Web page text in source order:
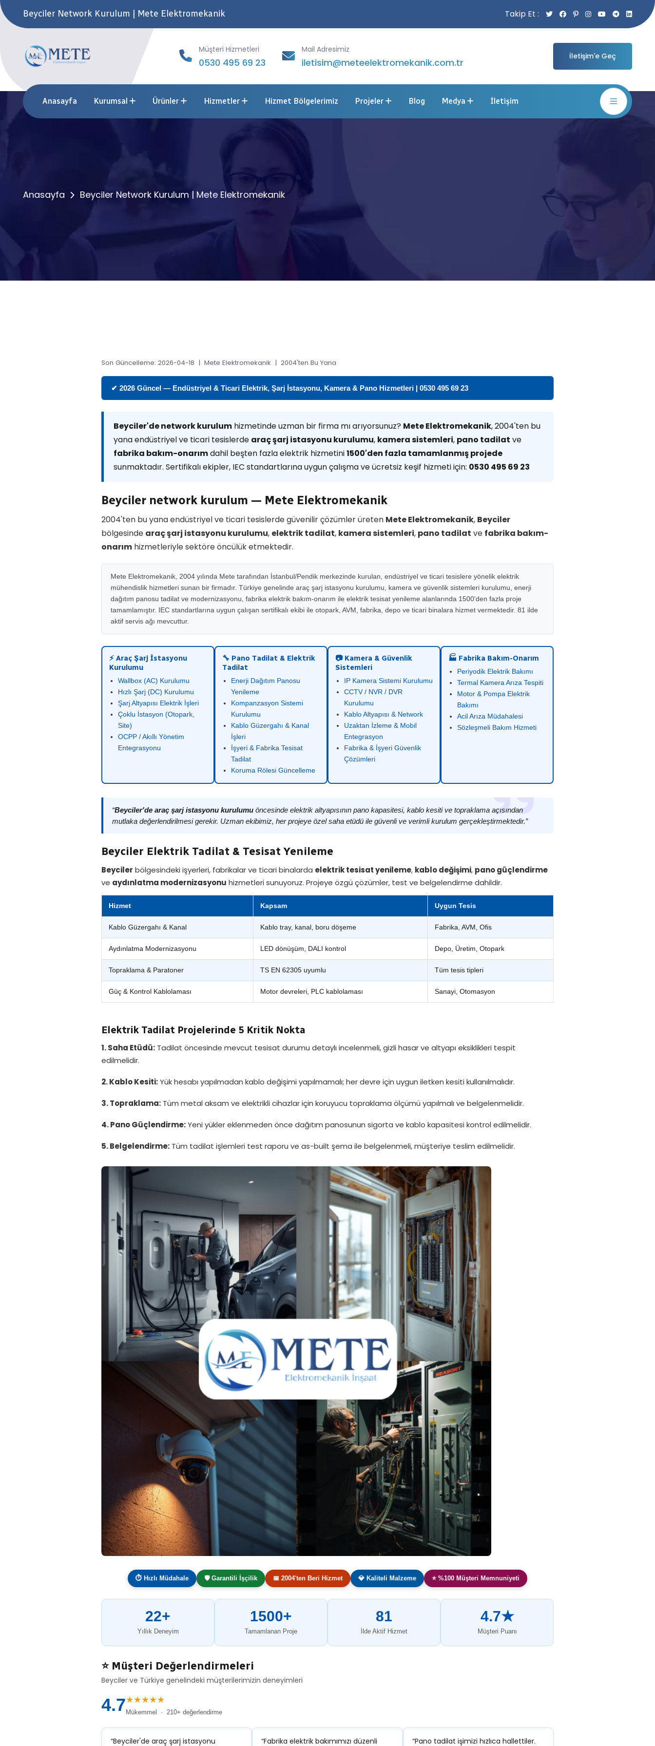
Beyciler Network Kurulum | Mete Elektromekanik Takip Et :
Müşteri Hizmetleri
0530 495 69 23
Mail Adresimiz
iletisim@meteelektromekanik.com.tr
İletişim'e Geç
Anasayfa Kurumsal Ürünler Hizmetler Hizmet Bölgelerimiz Projeler Blog Medya İletişim
Anasayfa Beyciler Network Kurulum | Mete Elektromekanik
Son Güncelleme: 2026-04-18 | Mete Elektromekanik | 2004'ten Bu Yana
✔ 2026 Güncel — Endüstriyel & Ticari Elektrik, Şarj İstasyonu, Kamera & Pano Hizmetleri | 0530 495 69 23
Beyciler'de network kurulum hizmetinde uzman bir firma mı arıyorsunuz? Mete Elektromekanik, 2004'ten bu
yana endüstriyel ve ticari tesislerde araç şarj istasyonu kurulumu, kamera sistemleri, pano tadilat ve
fabrika bakım-onarımdahil beşten fazla elektrik hizmetini1500'den fazla tamamlanmış projede
sunmaktadır. Sertifikalı ekipler, IEC standartlarına uygun çalışma ve ücretsiz keşif hizmeti için: 0530 495 69 23
Beyciler network kurulum — Mete Elektromekanik
2004'ten bu yana endüstriyel ve ticari tesislerde güvenilir çözümler üreten Mete Elektromekanik, Beyciler
bölgesinde araç şarj istasyonu kurulumu, elektrik tadilat, kamera sistemleri, pano tadilat ve fabrika bakım-
onarım hizmetleriyle sektöre öncülük etmektedir.
Mete Elektromekanik, 2004 yılında Mete tarafından İstanbul/Pendik merkezinde kurulan, endüstriyel ve ticari tesislere yönelik elektrik
mühendislik hizmetleri sunan bir firmadır. Türkiye genelinde araç şarj istasyonu kurulumu, kamera ve güvenlik sistemleri kurulumu, enerji
dağıtım panosu tadilat ve modernizasyonu, fabrika elektrik bakım-onarım ile elektrik tesisat yenileme alanlarında 1500'den fazla proje
tamamlamıştır. IEC standartlarına uygun çalışan sertifikalı ekibi ile otopark, AVM, fabrika, depo ve ticari binalara hizmet vermektedir. 81 ilde
aktif servis ağı mevcuttur.
⚡ Araç Şarj İstasyonu
Kurulumu
Wallbox (AC) Kurulumu
Hızlı Şarj (DC) Kurulumu
Şarj Altyapısı Elektrik İşleri
Çoklu İstasyon (Otopark,
Site)
OCPP / Akıllı Yönetim
Entegrasyonu
🔧 Pano Tadilat & Elektrik
Tadilat
Enerji Dağıtım Panosu
Yenileme
Kompanzasyon Sistemi
Kurulumu
Kablo Güzergahı & Kanal
İşleri
İşyeri & Fabrika Tesisat
Tadilat
Koruma Rölesi Güncelleme
📷 Kamera & Güvenlik
Sistemleri
IP Kamera Sistemi Kurulumu
CCTV / NVR / DVR
Kurulumu
Kablo Altyapısı & Network
Uzaktan İzleme & Mobil
Entegrasyon
Fabrika & İşyeri Güvenlik
Çözümleri
🏭 Fabrika Bakım-Onarım
Periyodik Elektrik Bakımı
Termal Kamera Arıza Tespiti
Motor & Pompa Elektrik
Bakımı
Acil Arıza Müdahalesi
Sözleşmeli Bakım Hizmeti
“Beyciler'de araç şarj istasyonu kurulumu öncesinde elektrik altyapısının pano kapasitesi, kablo kesiti ve topraklama açısından
mutlaka değerlendirilmesi gerekir. Uzman ekibimiz, her projeye özel saha etüdü ile güvenli ve verimli kurulum gerçekleştirmektedir.”
Beyciler Elektrik Tadilat & Tesisat Yenileme
Beyciler bölgesindeki işyerleri, fabrikalar ve ticari binalarda elektrik tesisat yenileme, kablo değişimi, pano güçlendirme
ve aydınlatma modernizasyonu hizmetleri sunuyoruz. Projeye özgü çözümler, test ve belgelendirme dahildir.
Hizmet Kapsam Uygun Tesis
Kablo Güzergahı & Kanal Kablo tray, kanal, boru döşeme Fabrika, AVM, Ofis
Aydınlatma Modernizasyonu LED dönüşüm, DALI kontrol Depo, Üretim, Otopark
Topraklama & Paratoner TS EN 62305 uyumlu Tüm tesis tipleri
Güç & Kontrol Kablolaması Motor devreleri, PLC kablolaması Sanayi, Otomasyon
Elektrik Tadilat Projelerinde 5 Kritik Nokta
1. Saha Etüdü: Tadilat öncesinde mevcut tesisat durumu detaylı incelenmeli, gizli hasar ve altyapı eksiklikleri tespit
edilmelidir.
2. Kablo Kesiti:Yük hesabı yapılmadan kablo değişimi yapılmamalı; her devre için uygun iletken kesiti kullanılmalıdır.
3. Topraklama: Tüm metal aksam ve elektrikli cihazlar için koruyucu topraklama ölçümü yapılmalı ve belgelenmelidir.
4. Pano Güçlendirme:Yeni yükler eklenmeden önce dağıtım panosunun sigorta ve kablo kapasitesi kontrol edilmelidir.
5. Belgelendirme: Tüm tadilat işlemleri test raporu ve as-built şema ile belgelenmeli, müşteriye teslim edilmelidir.
⏱ Hızlı Müdahale 🛡️ Garantili İşçilik 📅 2004'ten Beri Hizmet 💎 Kaliteli Malzeme ⭐ %100 Müşteri Memnuniyeti
22+
Yıllık Deneyim
1500+
Tamamlanan Proje
81
İlde Aktif Hizmet
4.7★
Müşteri Puanı
⭐ Müşteri Değerlendirmeleri
Beyciler ve Türkiye genelindeki müşterilerimizin deneyimleri
4.7★★★★★
Mükemmel · 210+ değerlendirme
“Beyciler'de araç şarj istasyonu “Fabrika elektrik bakımımızı düzenli “Pano tadilat işimizi hızlıca hallettiler.